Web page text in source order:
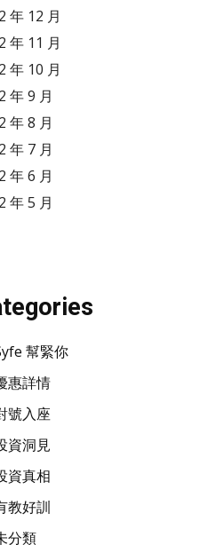
年 12 月
年 11 月
年 10 月
年 9 月
年 8 月
年 7 月
年 6 月
年 5 月
幫緊你
惠詳情
號入座
資洞見
資真相
教好訓
分類